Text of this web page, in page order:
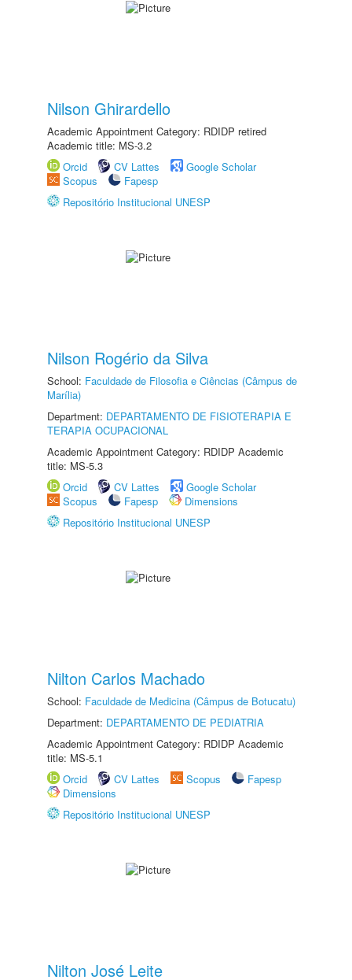
Nilson Ghirardello
Academic Appointment Category: RDIDP retired
Academic title: MS-3.2
Orcid
CV Lattes
Google Scholar
Scopus
Fapesp
Repositório Institucional UNESP
Nilson Rogério da Silva
School: Faculdade de Filosofia e Ciências (Câmpus de
Marília)
Department: DEPARTAMENTO DE FISIOTERAPIA E
TERAPIA OCUPACIONAL
Academic Appointment Category: RDIDP Academic
title: MS-5.3
Orcid
CV Lattes
Google Scholar
Scopus
Fapesp
Dimensions
Repositório Institucional UNESP
Nilton Carlos Machado
School: Faculdade de Medicina (Câmpus de Botucatu)
Department: DEPARTAMENTO DE PEDIATRIA
Academic Appointment Category: RDIDP Academic
title: MS-5.1
Orcid
CV Lattes Scopus
Fapesp
Dimensions
Repositório Institucional UNESP
Nilton José Leite